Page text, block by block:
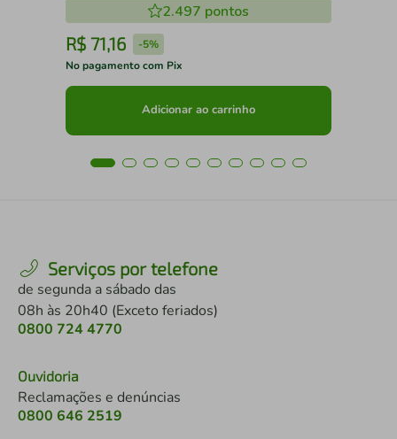
2.497 pontos
R$ 71,16 -5%
No pagamento com Pix
Adicionar ao carrinho
Serviços por telefone
de segunda a sábado das
08h às 20h40 (Exceto feriados)
0800 724 4770
Ouvidoria
Reclamações e denúncias
0800 646 2519